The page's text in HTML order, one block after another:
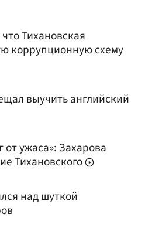
Тихановская
коррупционную схему
выучить английский
ужаса»: Захарова
Тихановского
над шуткой